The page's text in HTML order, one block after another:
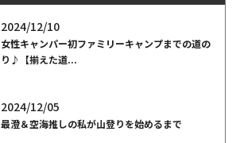
2024/12/10
女性キャンパー初ファミリーキャンプまでの道の
り♪【揃えた道...
2024/12/05
最澄＆空海推しの私が山登りを始めるまで